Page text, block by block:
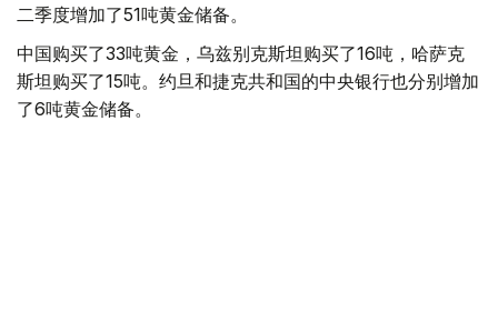
二季度增加了51吨黄金储备。
中国购买了33吨黄金，乌兹别克斯坦购买了16吨，哈萨克
斯坦购买了15吨。约旦和捷克共和国的中央银行也分别增加
了6吨黄金储备。